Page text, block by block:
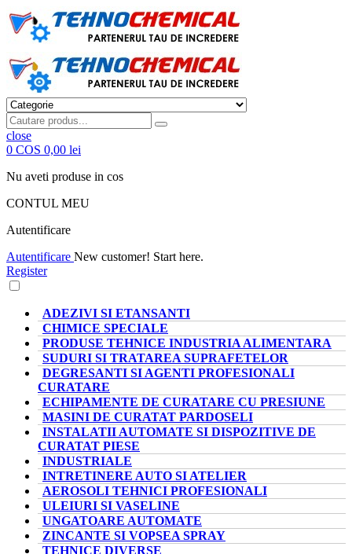
close
0 COS 0,00 lei
Nu aveti produse in cos
CONTUL MEU
Autentificare
Autentificare New customer! Start here.
Register
ADEZIVI SI ETANSANTI
CHIMICE SPECIALE
PRODUSE TEHNICE INDUSTRIA ALIMENTARA
SUDURI SI TRATAREA SUPRAFETELOR
DEGRESANTI SI AGENTI PROFESIONALI
CURATARE
ECHIPAMENTE DE CURATARE CU PRESIUNE
MASINI DE CURATAT PARDOSELI
INSTALATII AUTOMATE SI DISPOZITIVE DE
CURATAT PIESE
INDUSTRIALE
INTRETINERE AUTO SI ATELIER
AEROSOLI TEHNICI PROFESIONALI
ULEIURI SI VASELINE
UNGATOARE AUTOMATE
ZINCANTE SI VOPSEA SPRAY
TEHNICE DIVERSE